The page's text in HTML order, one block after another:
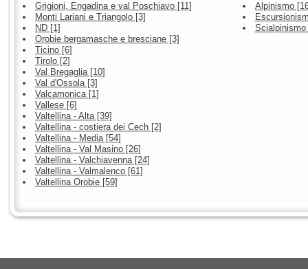
Grigioni, Engadina e val Poschiavo [11]
Monti Lariani e Triangolo [3]
ND [1]
Orobie bergamasche e bresciane [3]
Ticino [6]
Tirolo [2]
Val Bregaglia [10]
Val d'Ossola [3]
Valcamonica [1]
Vallese [6]
Valtellina - Alta [39]
Valtellina - costiera dei Cech [2]
Valtellina - Media [54]
Valtellina - Val Masino [26]
Valtellina - Valchiavenna [24]
Valtellina - Valmalenco [61]
Valtellina Orobie [59]
Alpinismo
Scialpinismo